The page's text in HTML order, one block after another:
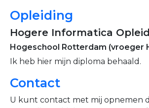
Opleiding
Hogere Informatica
Hogeschool Rotterdam (vroeger
Ik heb hier mijn diploma behaald.
Contact
U kunt contact met mij opnemen